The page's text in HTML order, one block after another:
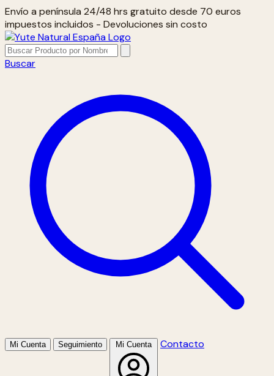
Envío a península 24/48 hrs gratuito desde 70 euros
impuestos incluidos - Devoluciones sin costo
Buscar
Mi Cuenta Seguimiento Mi Cuenta Contacto